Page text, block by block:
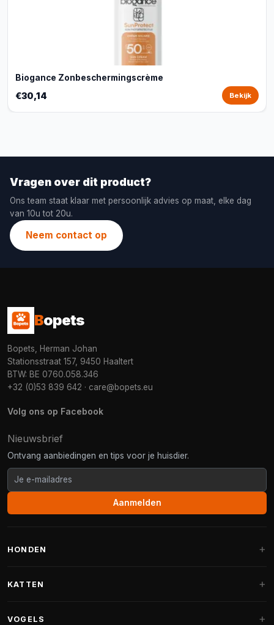
Biogance Zonbeschermingscrème
€30,14 Bekijk
Vragen over dit product?
Ons team staat klaar met persoonlijk advies op maat, elke dag
van 10u tot 20u.
Neem contact op
Bopets
Bopets, Herman Johan
Stationsstraat 157, 9450 Haaltert
BTW: BE 0760.058.346
+32 (0)53 839 642 · care@bopets.eu
Volg ons op Facebook
Nieuwsbrief
Ontvang aanbiedingen en tips voor je huisdier.
Aanmelden
HONDEN
KATTEN
VOGELS